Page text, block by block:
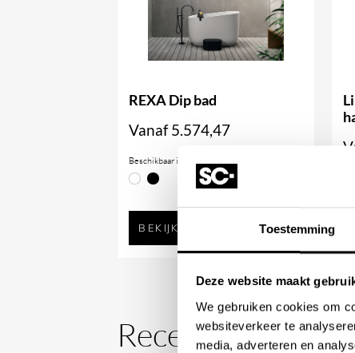
Toestemming
Deze website maakt
We gebruiken cookies om
websiteverkeer te
media, adverteren en
Shark in diverse tinten en afwerkingen.
design sluit de badplank naadloos aan op
functionaliteit toe.
REXA Dip bad
Vanaf5.574,47
Beschikbaar in
BEKIJK PRODUCT
Recent bekeken